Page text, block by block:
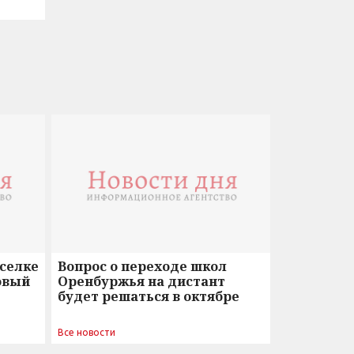
Вопрос о переходе школ
Оренбуржья на дистант
будет решаться в октябре
Все новости